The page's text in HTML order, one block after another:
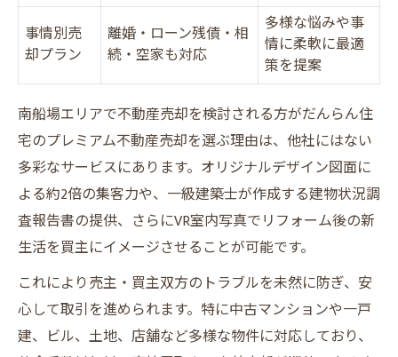
ローン返済中の売却で損しないポイント
金融機関との調整を円滑に進めるコツ
売却後のローン残高処理方法を徹底解説
高値売却を叶えるプレミアム不動産売却活
用術
オリジナル図面で集客力が2倍になる理由
一級建築士報告書が価格アップに貢献
プレミアム買取とオークション方式の違い
比較
VR室内写真で買主の心をつかむ方法
売却期間や手続きのポイントを詳しく紹介
事情別売
却プラン
離婚・ローン残債・相
続・空家も対応
多様な悩みや事
情に柔軟に最適
策を提案
南船場エリアで不動産売却を検討される方がだんらん住
宅のプレミアム不動産売却を選ぶ理由は、他社にはない
多彩なサービスにあります。オリジナルデザイン図面に
よる約2倍の集客力や、一級建築士が作成する建物状況調
査報告書の提供、さらにVR室内写真でリフォーム後の新
生活を買主にイメージさせることが可能です。
これにより売主・買主双方のトラブルを未然に防ぎ、安
心して取引を進められます。特に中古マンションや一戸
建、ビル、土地、店舗など多様な物件に対応しており、